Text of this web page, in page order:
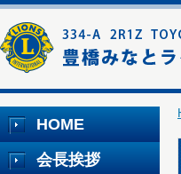
HOME
会長挨拶